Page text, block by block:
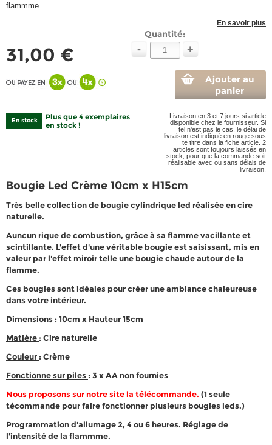
flammme.
En savoir plus
31,00 €
Quantité:
- +
Ajouter au
panier
En stock
Plus que 4 exemplaires
en stock !
Livraison en 3 et 7 jours si article
disponible chez le fournisseur. Si
tel n'est pas le cas, le délai de
livraison est indiqué en rouge sous
te titre dans la fiche article. 2
articles sont toujours laissés en
stock, pour que la commande soit
réalisable avec ou sans délais de
livraison.
Bougie Led Crème 10cm x H15cm
Très belle collection de bougie cylindrique led réalisée en cire
naturelle.
Auncun rique de combustion, grâce à sa flamme vacillante et
scintillante. L'effet d'une véritable bougie est saisissant, mis en
valeur par l'effet miroir telle une bougie chaude autour de la
flamme.
Ces bougies sont idéales pour créer une ambiance chaleureuse
dans votre intérieur.
Dimensions : 10cm x Hauteur 15cm
Matière : Cire naturelle
Couleur : Crème
Fonctionne sur piles : 3 x AA non fournies
Nous proposons sur notre site la télécommande. (1 seule
técommande pour faire fonctionner plusieurs bougies leds.)
Programmation d'allumage 2, 4 ou 6 heures. Réglage de
l'intensité de la flammme.